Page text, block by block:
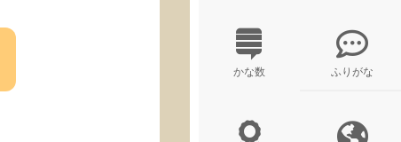
かな数 ふりがな